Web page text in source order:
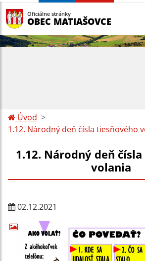
Oficiálne stránky
OBEC MATIAŠOVCE
Úvod
1.12. Národný deň čísla tiesňového
1.12. Národný deň
volania
02.12.2021